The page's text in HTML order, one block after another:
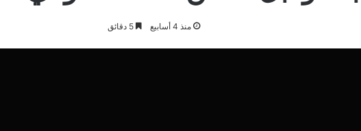
منذ 4 أسابيع 5 دقائق